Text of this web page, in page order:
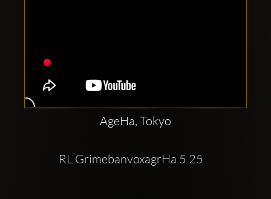
AgeHa, Tokyo
RL GrimebanvoxagrHa 5 25